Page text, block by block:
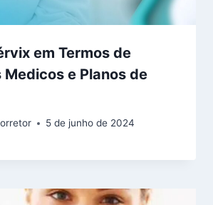
em Termos de
Medicos e Planos de
5 de junho de 2024